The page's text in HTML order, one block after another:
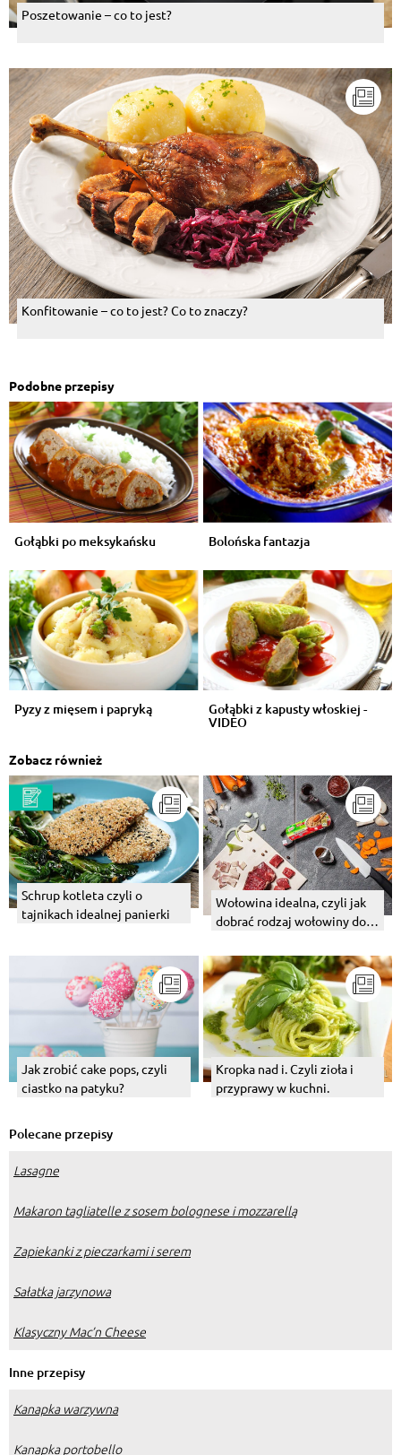
Poszetowanie – co to jest?
Konfitowanie – co to jest? Co to znaczy?
Podobne przepisy
Gołąbki po meksykańsku Bolońska fantazja
Pyzy z mięsem i papryką Gołąbki z kapusty włoskiej -
VIDEO
Zobacz również
Schrup kotleta czyli o
tajnikach idealnej panierki
Wołowina idealna, czyli jak
dobrać rodzaj wołowiny do
Jak zrobić cake pops, czyli
ciastko na patyku?
Kropka nad i. Czyli zioła i
przyprawy w kuchni.
Polecane przepisy
Lasagne
Makaron tagliatelle z sosem bolognese i mozzarellą
Zapiekanki z pieczarkami i serem
Sałatka jarzynowa
Klasyczny Mac’n Cheese
Inne przepisy
Kanapka warzywna
Kanapka portobello